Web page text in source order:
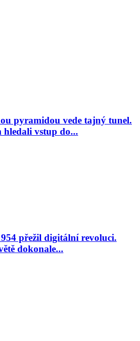
pyramidou vede tajný tunel.
hledali vstup do...
přežil digitální revoluci.
dokonale...